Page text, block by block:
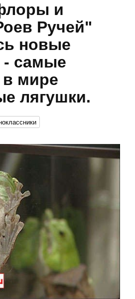
и
Ручей"
новые
самые
мире
лягушки.